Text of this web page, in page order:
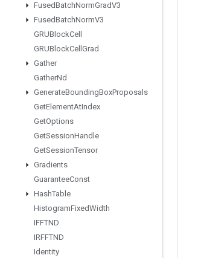
FusedBatchNormGradV3
FusedBatchNormV3
GRUBlockCell
GRUBlockCell Grad
Gather
GatherNd
GenerateBoundingBoxProposals
GetElementAtIndex
GetOptions
GetSessionHandle
GetSessionTensor
Gradients
GuaranteeConst
HashTable
HistogramFixedWidth
IFFTND
IRFFTND
Identity